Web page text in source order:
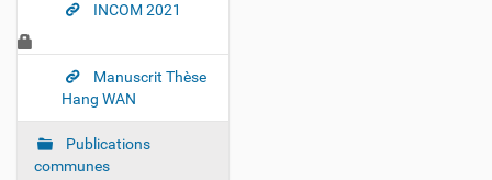
INCOM 2021
Manuscrit Thèse
Hang WAN
Publications
communes